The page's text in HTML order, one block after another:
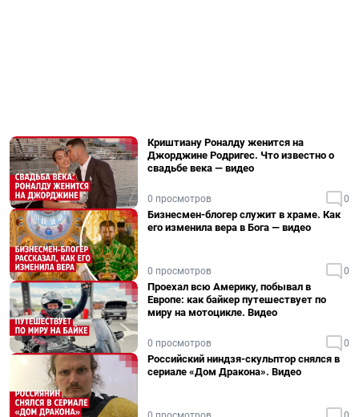
Криштиану Роналду женится на
Джорджине Родригес. Что известно о
свадьбе века — видео
0 просмотров 0
Бизнесмен-блогер служит в храме. Как
его изменила вера в Бога — видео
0 просмотров 0
Проехал всю Америку, побывал в
Европе: как байкер путешествует по
миру на мотоцикле. Видео
0 просмотров 0
Российский ниндзя-скульптор снялся в
сериале «Дом Дракона». Видео